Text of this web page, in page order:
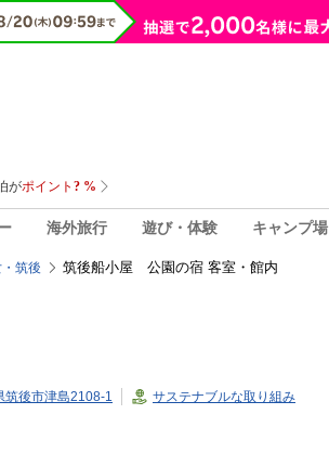
海外旅行 遊び・体験 キャンプ場
筑後 筑後船小屋 公園の宿 客室・館内
後市津島2108-1 サステナブルな取り組み